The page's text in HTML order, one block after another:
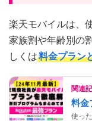
楽天モバイルは、
家族割や年齢別の
しくは料金プラン
関連
料金
使っ